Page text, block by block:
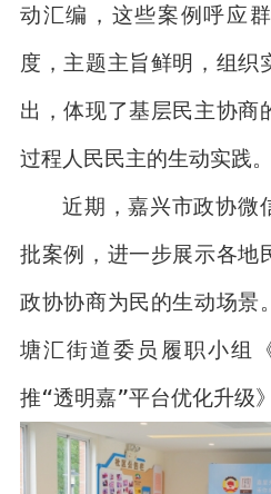
动汇编，这些案例呼应
度，主题主旨鲜明，组织
出，体现了基层民主协商
过程人民民主的生动实践。
近期，嘉兴市政协微
批案例，进一步展示各地
政协协商为民的生动场景
塘汇街道委员履职小组
推“透明嘉”平台优化升级》